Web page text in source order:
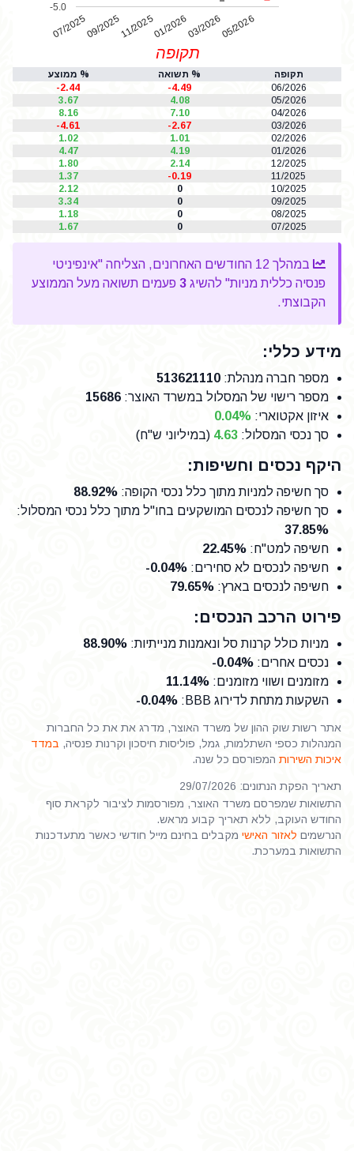
07/202509/202511/202501/202603/202605/2026
-5.0
תקופה
תקופה % תשואה
% ממוצע
06/2026
-4.49
-2.44
05/2026
4.08
3.67
04/2026
7.10
8.16
03/2026
-2.67
-4.61
02/2026
1.01
1.02
01/2026
4.19
4.47
12/2025
2.14
1.80
11/2025
-0.19
1.37
10/2025
0
2.12
09/2025
0
3.34
08/2025
0
1.18
07/2025
0
1.67
במהלך 12 החודשים האחרונים, הצליחה "אינפיניטי
פנסיה כללית מניות" להשיג 3 פעמים תשואה מעל הממוצע
הקבוצתי.
מידע כללי:
מספר חברה מנהלת:
513621110
מספר רישוי של המסלול במשרד האוצר:
15686
איזון אקטוארי: 0.04%
סך נכסי המסלול: 4.63 (במיליוני ש"ח)
היקף נכסים וחשיפות:
סך חשיפה למניות מתוך כלל נכסי הקופה:
88.92%
סך חשיפה לנכסים המושקעים בחו"ל מתוך כלל נכסי המסלול:
37.85%
חשיפה למט"ח:
22.45%
חשיפה לנכסים לא סחירים:
-0.04%
חשיפה לנכסים בארץ:
79.65%
פירוט הרכב הנכסים:
מניות כולל קרנות סל ונאמנות מנייתיות:
88.90%
נכסים אחרים:
-0.04%
מזומנים ושווי מזומנים:
11.14%
השקעות מתחת לדירוג BBB
:
-0.04%
אתר רשות שוק ההון של משרד האוצר, מדרג את את כל החברות
המנהלות כספי השתלמות, גמל, פוליסות חיסכון וקרנות פנסיה, במדד
איכות השירות המפורסם כל שנה.
תאריך הפקת הנתונים: 29/07/2026
התשואות שמפרסם משרד האוצר, מפורסמות לציבור לקראת סוף
החודש העוקב, ללא תאריך קבוע מראש.
הנרשמים לאזור האישי מקבלים בחינם מייל חודשי כאשר מתעדכנות
התשואות במערכת.